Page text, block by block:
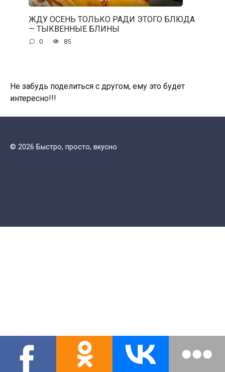
ЖДУ ОСЕНЬ ТОЛЬКО РАДИ ЭТОГО БЛЮДА
— ТЫКВЕННЫЕ БЛИНЫ
0 85
Не забудь поделиться с другом, ему это будет
интересно!!!
© 2026 Быстро, просто, вкусно